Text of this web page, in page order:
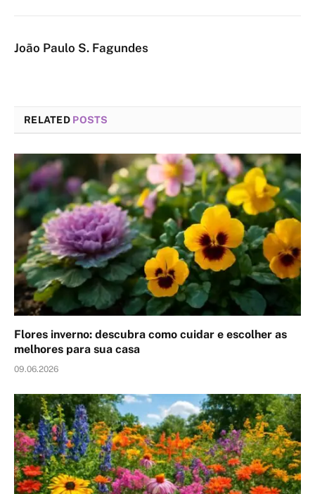
João Paulo S. Fagundes
RELATED POSTS
Flores inverno: descubra como cuidar e escolher as
melhores para sua casa
09.06.2026